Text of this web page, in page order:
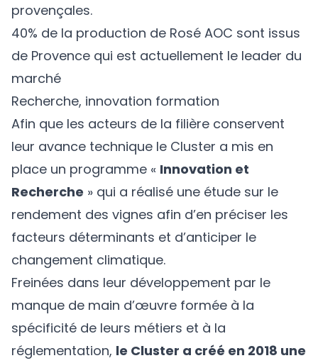
provençales.
40% de la production de Rosé AOC sont issus
de Provence qui est actuellement le leader du
marché
Recherche, innovation formation
Afin que les acteurs de la filière conservent
leur avance technique le Cluster a mis en
place un programme « Innovation et
Recherche » qui a réalisé une étude sur le
rendement des vignes afin d’en préciser les
facteurs déterminants et d’anticiper le
changement climatique.
Freinées dans leur développement par le
manque de main d’œuvre formée à la
spécificité de leurs métiers et à la
réglementation, le Cluster a créé en 2018 une